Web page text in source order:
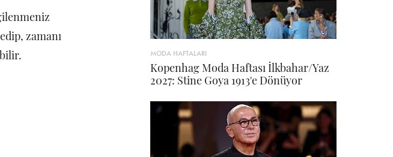
zamanı
MODA HAFTALARI
Kopenhag Moda Haftası İlkbahar/Yaz
2027: Stine Goya 1913'e Dönüyor